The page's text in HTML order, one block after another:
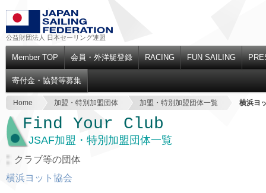
公益財団法人 日本セーリング連盟
Member TOP 会員・外洋艇登録 RACING FUN SAILING
寄付金・協賛等募集
Home 加盟・特別加盟団体 加盟・特別加盟団体一覧 横浜ヨ
Find Your Club
JSAF加盟・特別加盟団体一覧
クラブ等の団体
横浜ヨット協会